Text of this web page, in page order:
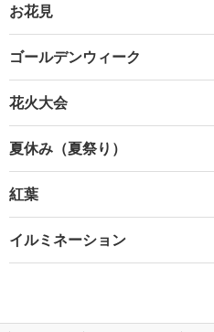
お花見
ゴールデンウィーク
花火大会
夏休み（夏祭り）
紅葉
イルミネーション